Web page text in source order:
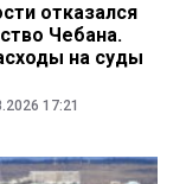
отказался
Чебана.
на суды
17:21